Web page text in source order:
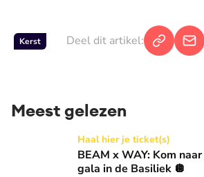
Kerst Deel dit artikel:
Meest gelezen
BEAM x WAY: Kom naar ons
Haal hier je ticket(s)
BEAM x WAY: Kom
gala in de Basiliek 🪩